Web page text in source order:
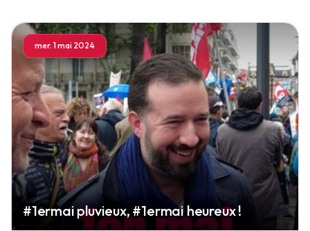
mer. 1 mai 2024
#1ermai pluvieux, #1ermai heureux !